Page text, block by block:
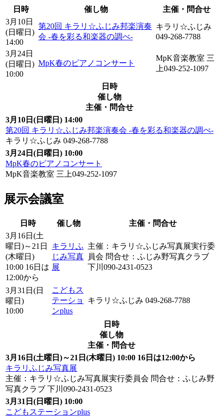
日時 催し物
主催・問合せ
3月10日
(日曜日)
14:00
第20回 キラリ☆ふじみ邦楽演奏
会 -春を彩る和楽器の調べ-
キラリ☆ふじみ
049-268-7788
3月24日
(日曜日)
10:00
MpK春のピアノコンサート
MpK音楽教室 三
上049-252-1097
日時
催し物
主催・問合せ
3月10日(日曜日) 14:00
第20回 キラリ☆ふじみ邦楽演奏会 -春を彩る和楽器の調べ-
キラリ☆ふじみ 049-268-7788
3月24日(日曜日) 10:00
MpK春のピアノコンサート
MpK音楽教室 三上049-252-1097
展示会議室
日時 催し物
主催・問合せ
3月16日(土
曜日)～21日
(木曜日)
10:00 16日は
12:00から
キラリふ
じみ写真
展
主催：キラリ☆ふじみ写真展実行委
員会 問合せ：ふじみ野写真クラブ
下川090-2431-0523
3月31日(日
曜日)
10:00
こどもス
テーショ
ンplus
キラリ☆ふじみ 049-268-7788
日時
催し物
主催・問合せ
3月16日(土曜日)～21日(木曜日) 10:00 16日は12:00から
キラリふじみ写真展
主催：キラリ☆ふじみ写真展実行委員会 問合せ：ふじみ野
写真クラブ 下川090-2431-0523
3月31日(日曜日) 10:00
こどもステーションplus